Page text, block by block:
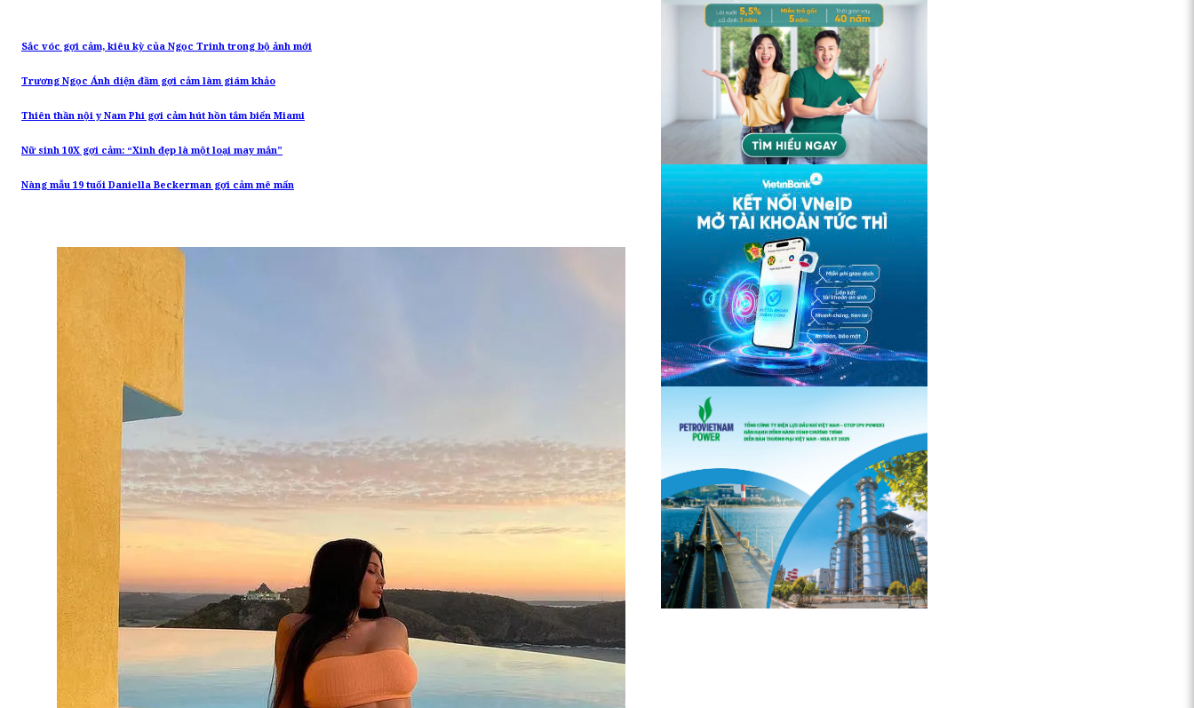
Sắc vóc gợi cảm, kiêu kỳ của Ngọc Trinh trong bộ ảnh mới
Trương Ngọc Ánh diện đầm gợi cảm làm giám khảo
Thiên thần nội y Nam Phi gợi cảm hút hồn tắm biển Miami
Nữ sinh 10X gợi cảm: “Xinh đẹp là một loại may mắn”
Nàng mẫu 19 tuổi Daniella Beckerman gợi cảm mê mẩn